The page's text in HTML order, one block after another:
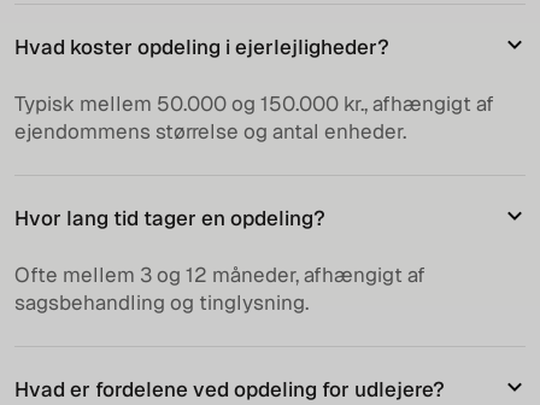
Hvad koster opdeling i ejerlejligheder?
Typisk mellem 50.000 og 150.000 kr., afhængigt af
ejendommens størrelse og antal enheder.
Hvor lang tid tager en opdeling?
Ofte mellem 3 og 12 måneder, afhængigt af
sagsbehandling og tinglysning.
Hvad er fordelene ved opdeling for udlejere?